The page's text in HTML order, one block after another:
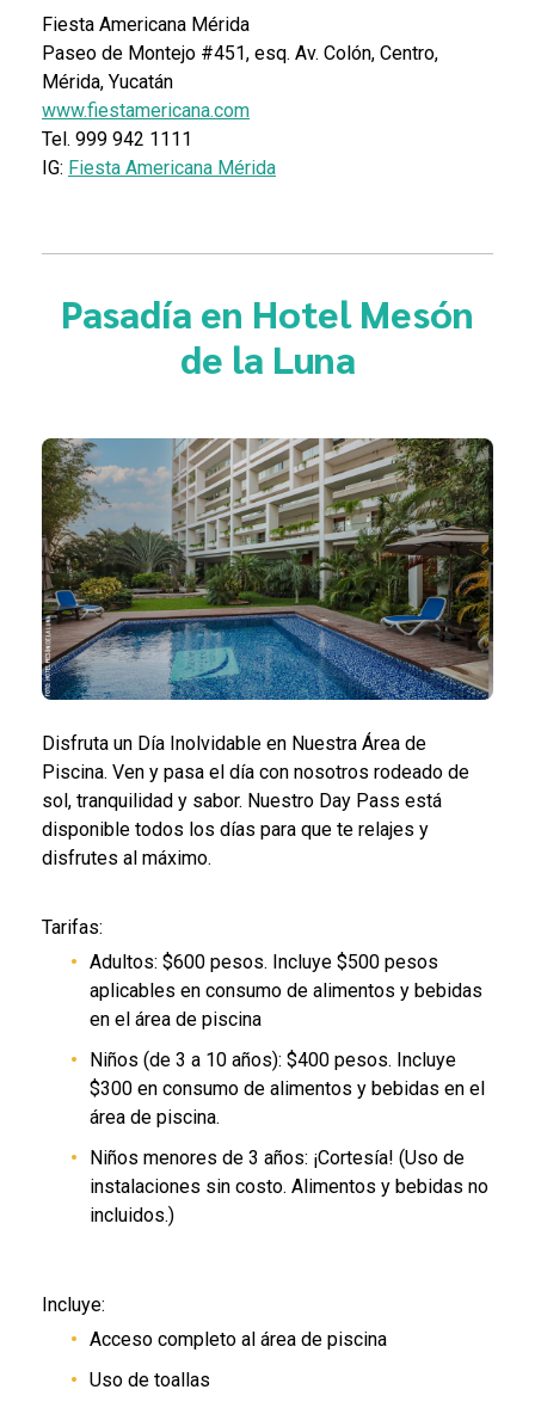
Fiesta Americana Mérida
Paseo de Montejo #451, esq. Av. Colón, Centro,
Mérida, Yucatán
www.fiestamericana.com
Tel. 999 942 1111
IG: Fiesta Americana Mérida
Pasadía en Hotel Mesón
de la Luna
Disfruta un Día Inolvidable en Nuestra Área de
Piscina. Ven y pasa el día con nosotros rodeado de
sol, tranquilidad y sabor. Nuestro Day Pass está
disponible todos los días para que te relajes y
disfrutes al máximo.
Tarifas:
Adultos: $600 pesos. Incluye $500 pesos
aplicables en consumo de alimentos y bebidas
en el área de piscina
Niños (de 3 a 10 años): $400 pesos. Incluye
$300 en consumo de alimentos y bebidas en el
área de piscina.
Niños menores de 3 años: ¡Cortesía! (Uso de
instalaciones sin costo. Alimentos y bebidas no
incluidos.)
Incluye:
Acceso completo al área de piscina
Uso de toallas